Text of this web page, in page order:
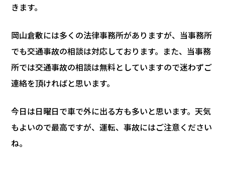
きます。
岡山倉敷には多くの法律事務所がありますが、当事務所
でも交通事故の相談は対応しております。また、当事務
所では交通事故の相談は無料としていますので迷わずご
連絡を頂ければと思います。
今日は日曜日で車で外に出る方も多いと思います。天気
もよいので最高ですが、運転、事故にはご注意ください
ね。